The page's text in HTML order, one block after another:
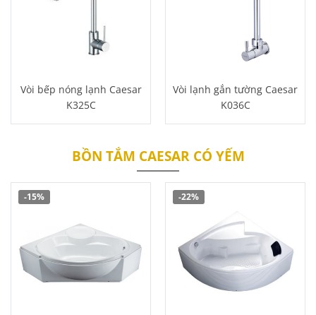
Vòi bếp nóng lạnh Caesar
K325C
Vòi lạnh gắn tường Caesar
K036C
BỒN TẮM CAESAR CÓ YẾM
-15% -22%